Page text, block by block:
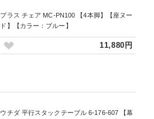
プラス チェア MC-PN100 【4本脚】【座ヌー
ド】【カラー：ブルー】
11,880円
ウチダ 平行スタックテーブル 6-176-607 【幕